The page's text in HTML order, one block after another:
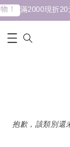
！ 滿2000現折20
抱歉，該類別還